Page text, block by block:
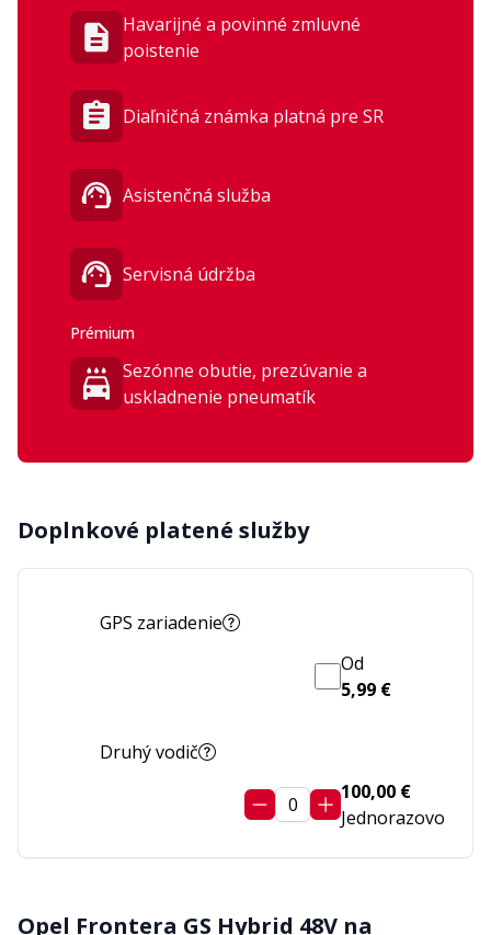
Havarijné a povinné zmluvné
poistenie
Diaľničná známka platná pre SR
Asistenčná služba
Servisná údržba
Prémium
Sezónne obutie, prezúvanie a
uskladnenie pneumatík
Doplnkové platené služby
GPS zariadenie
Od
5,99 €
Druhý vodič
0
100,00 €
Jednorazovo
Opel Frontera GS Hybrid 48V na